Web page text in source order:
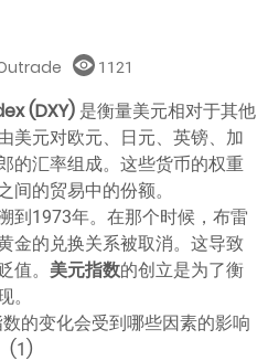
1121
(DXY) 是衡量美元相对于其他
美元对欧元、日元、英镑、加
的汇率组成。这些货币的权重
的贸易中的份额。
到1973年。在那个时候，布雷
金的兑换关系被取消。这导致
。 美元指数的创立是为了衡